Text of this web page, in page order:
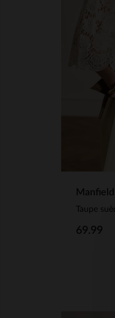
Manfield
Taupe
69.99